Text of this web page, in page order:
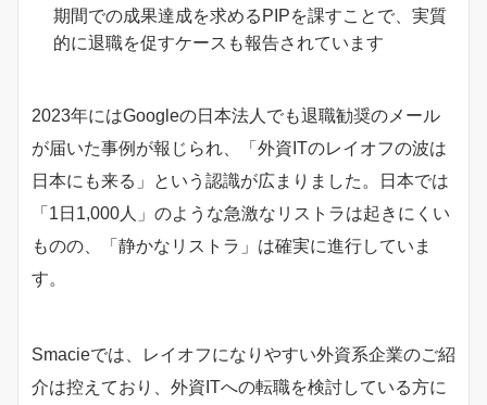
期間での成果達成を求めるPIPを課すことで、実質
的に退職を促すケースも報告されています
2023年にはGoogleの日本法人でも退職勧奨のメール
が届いた事例が報じられ、「外資ITのレイオフの波は
日本にも来る」という認識が広まりました。日本では
「1日1,000人」のような急激なリストラは起きにくい
ものの、「静かなリストラ」は確実に進行していま
す。
Smacieでは、レイオフになりやすい外資系企業のご紹
介は控えており、外資ITへの転職を検討している方に